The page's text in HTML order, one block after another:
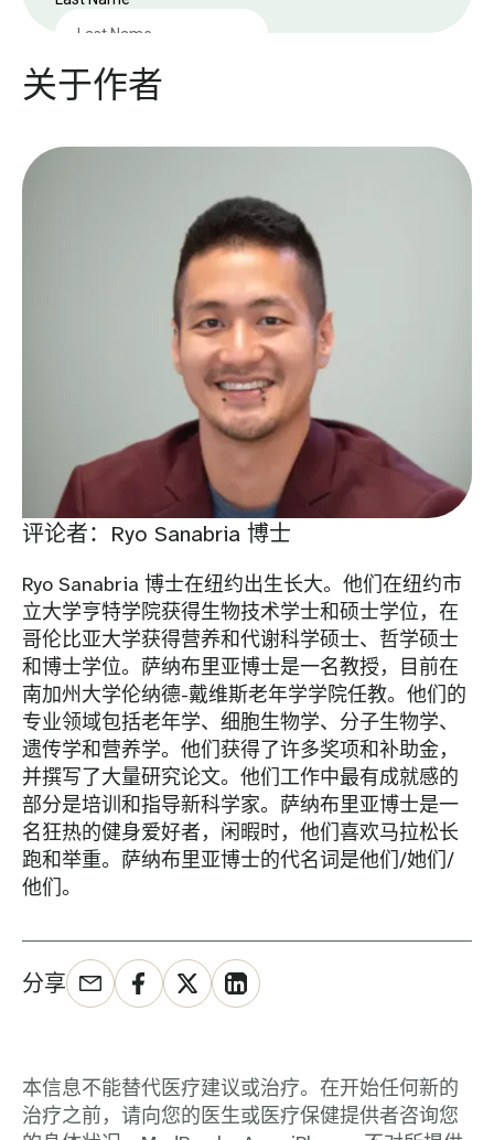
关于作者
评论者：Ryo Sanabria 博士
Ryo Sanabria 博士在纽约出生长大。他们在纽约市
立大学亨特学院获得生物技术学士和硕士学位，在
哥伦比亚大学获得营养和代谢科学硕士、哲学硕士
和博士学位。萨纳布里亚博士是一名教授，目前在
南加州大学伦纳德-戴维斯老年学学院任教。他们的
专业领域包括老年学、细胞生物学、分子生物学、
遗传学和营养学。他们获得了许多奖项和补助金，
并撰写了大量研究论文。他们工作中最有成就感的
部分是培训和指导新科学家。萨纳布里亚博士是一
名狂热的健身爱好者，闲暇时，他们喜欢马拉松长
跑和举重。萨纳布里亚博士的代名词是他们/她们/
他们。
分享
本信息不能替代医疗建议或治疗。在开始任何新的
治疗之前，请向您的医生或医疗保健提供者咨询您